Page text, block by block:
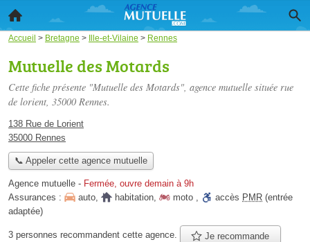
Accueil > Bretagne > Ille-et-Vilaine > Rennes
Mutuelle des Motards
Cette fiche présente "Mutuelle des Motards", agence mutuelle située rue
de lorient, 35000 Rennes.
138 Rue de Lorient
35000 Rennes
📞 Appeler cette agence mutuelle
Agence mutuelle - Fermée, ouvre demain à 9h
Assurances :
auto, habitation, moto , accès PMR (entrée
adaptée)
3 personnes recommandent cette agence. Je recommande